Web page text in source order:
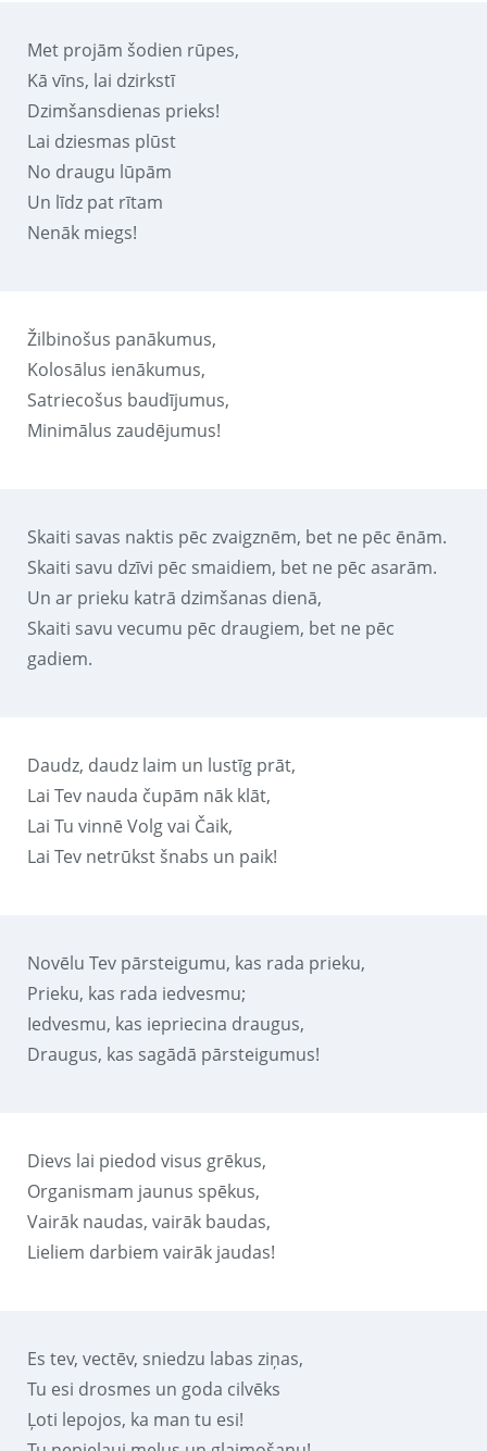
Met projām šodien rūpes,
Kā vīns, lai dzirkstī
Dzimšansdienas prieks!
Lai dziesmas plūst
No draugu lūpām
Un līdz pat rītam
Nenāk miegs!
Žilbinošus panākumus,
Kolosālus ienākumus,
Satriecošus baudījumus,
Minimālus zaudējumus!
Skaiti savas naktis pēc zvaigznēm, bet ne pēc ēnām.
Skaiti savu dzīvi pēc smaidiem, bet ne pēc asarām.
Un ar prieku katrā dzimšanas dienā,
Skaiti savu vecumu pēc draugiem, bet ne pēc
gadiem.
Daudz, daudz laim un lustīg prāt,
Lai Tev nauda čupām nāk klāt,
Lai Tu vinnē Volg vai Čaik,
Lai Tev netrūkst šnabs un paik!
Novēlu Tev pārsteigumu, kas rada prieku,
Prieku, kas rada iedvesmu;
Iedvesmu, kas iepriecina draugus,
Draugus, kas sagādā pārsteigumus!
Dievs lai piedod visus grēkus,
Organismam jaunus spēkus,
Vairāk naudas, vairāk baudas,
Lieliem darbiem vairāk jaudas!
Es tev, vectēv, sniedzu labas ziņas,
Tu esi drosmes un goda cilvēks
Ļoti lepojos, ka man tu esi!